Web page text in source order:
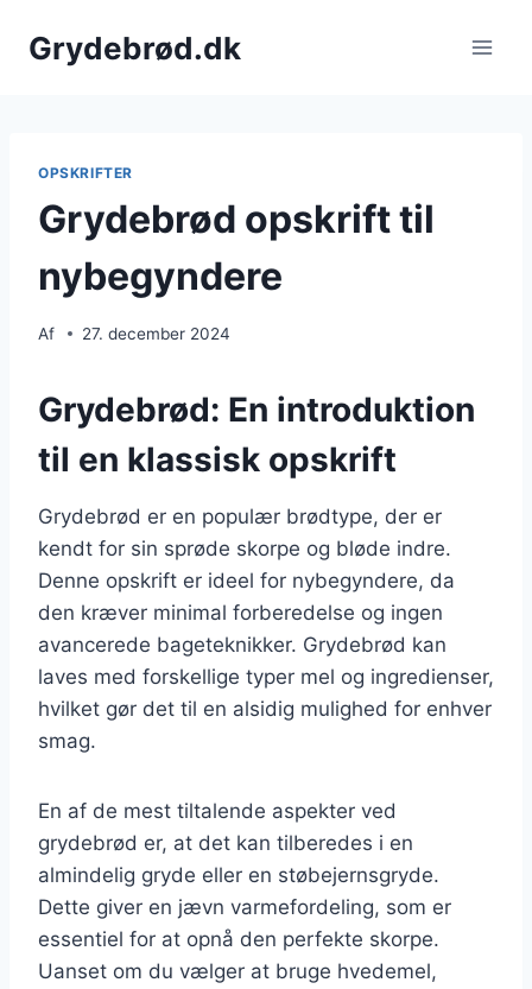
Grydebrød.dk
OPSKRIFTER
Grydebrød opskrift til
nybegyndere
Af 27. december 2024
Grydebrød: En introduktion
til en klassisk opskrift
Grydebrød er en populær brødtype, der er
kendt for sin sprøde skorpe og bløde indre.
Denne opskrift er ideel for nybegyndere, da
den kræver minimal forberedelse og ingen
avancerede bageteknikker. Grydebrød kan
laves med forskellige typer mel og ingredienser,
hvilket gør det til en alsidig mulighed for enhver
smag.
En af de mest tiltalende aspekter ved
grydebrød er, at det kan tilberedes i en
almindelig gryde eller en støbejernsgryde.
Dette giver en jævn varmefordeling, som er
essentiel for at opnå den perfekte skorpe.
Uanset om du vælger at bruge hvedemel,